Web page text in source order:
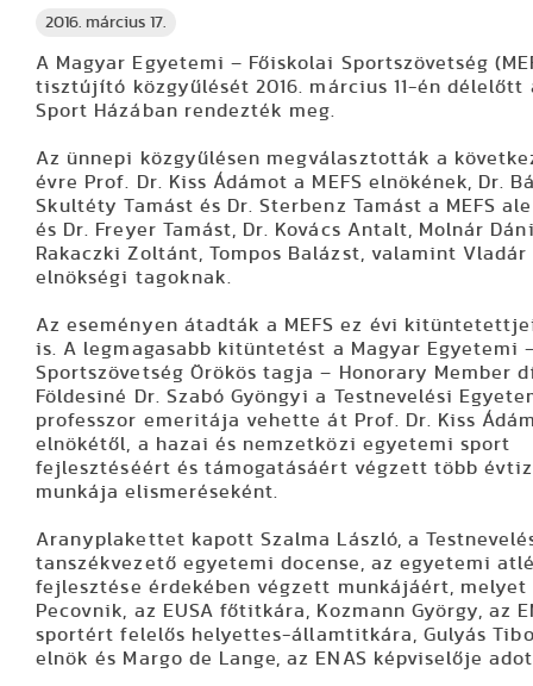
2016. március 17.
A Magyar Egyetemi – Főiskolai Sportszövetség
tisztújító közgyűlését 2016. március 11-én délelőtt
Sport Házában rendezték meg.
Az ünnepi közgyűlésen megválasztották a
évre Prof. Dr. Kiss Ádámot a MEFS elnökének, Dr.
Skultéty Tamást és Dr. Sterbenz Tamást a MEFS
és Dr. Freyer Tamást, Dr. Kovács Antalt, Molnár
Rakaczki Zoltánt, Tompos Balázst, valamint Vladár
elnökségi tagoknak.
Az eseményen átadták a MEFS ez évi
is. A legmagasabb kitüntetést a Magyar Egyetemi
Sportszövetség Örökös tagja – Honorary Member
Földesiné Dr. Szabó Gyöngyi a Testnevelési
professzor emeritája vehette át Prof. Dr. Kiss
elnökétől, a hazai és nemzetközi egyetemi sport
fejlesztéséért és támogatásáért végzett több
munkája elismeréseként.
Aranyplakettet kapott Szalma László, a
tanszékvezető egyetemi docense, az egyetemi
fejlesztése érdekében végzett munkájáért,
Pecovnik, az EUSA főtitkára, Kozmann György, az
sportért felelős helyettes-államtitkára, Gulyás
elnök és Margo de Lange, az ENAS képviselője